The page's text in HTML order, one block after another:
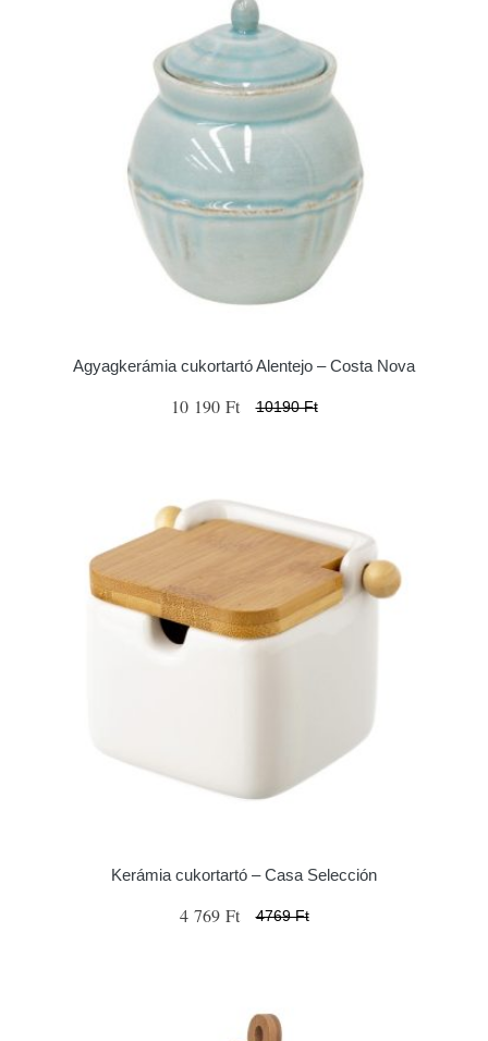
Agyagkerámia cukortartó Alentejo – Costa Nova
10 190 Ft 10190 Ft
Kerámia cukortartó – Casa Selección
4 769 Ft 4769 Ft